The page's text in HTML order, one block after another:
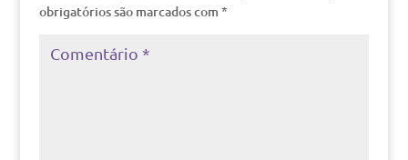
obrigatórios são marcados com *